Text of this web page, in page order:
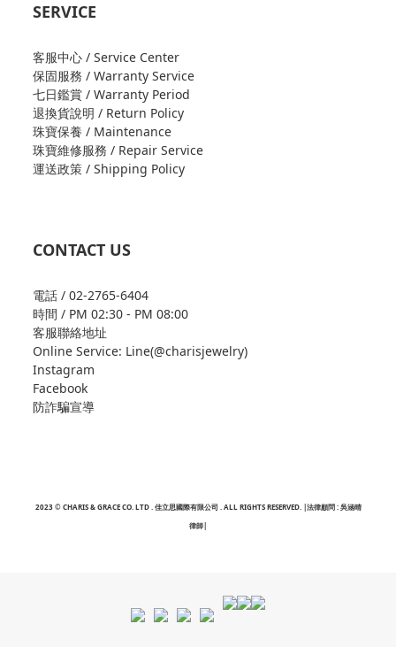
SERVICE
客服中心 / Service Center
保固服務 / Warranty Service
七日鑑賞 / Warranty Period
退換貨說明 / Return Policy
珠寶保養 / Maintenance
珠寶維修服務 / Repair Service
運送政策 / Shipping Policy
CONTACT US
電話 / 02-2765-6404
時間 / PM 02:30 - PM 08:00
客服聯絡地址
Online Service: Line(@charisjewelry)
Instagram
Facebook
防詐騙宣導
2023 © CHARIS & GRACE CO. LTD . 佳立思國際有限公司 . ALL RIGHTS RESERVED. |法律顧問 : 吳涵晴
律師|